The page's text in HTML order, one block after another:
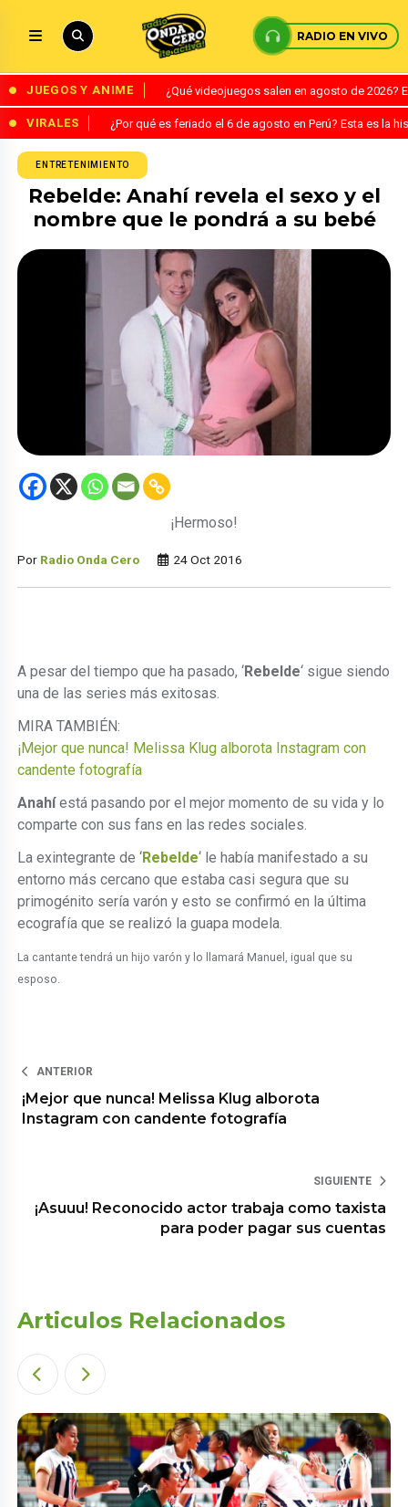
RADIO EN VIVO
JUEGOS Y ANIME ¿Qué videojuegos salen en agosto de
VIRALES ¿Por qué es feriado el 6 de agosto en Perú? Esta es la
ENTRETENIMIENTO
Rebelde: Anahí revela el sexo y el
nombre que le pondrá a su bebé
¡Hermoso!
Por Radio Onda Cero 24 Oct 2016
A pesar del tiempo que ha pasado, ‘Rebelde‘ sigue siendo
una de las series más exitosas.
MIRA TAMBIÉN:
¡Mejor que nunca! Melissa Klug alborota Instagram con
candente fotografía
Anahíestá pasando por el mejor momento de su vida y lo
comparte con sus fans en las redes sociales.
La exintegrante de ‘Rebelde‘ le había manifestado a su
entorno más cercano que estaba casi segura que su
primogénito sería varón y esto se confirmó en la última
ecografía que se realizó la guapa modela.
La cantante tendrá un hijo varón y lo llamará Manuel, igual que su
esposo.
ANTERIOR
¡Mejor que nunca! Melissa Klug alborota
Instagram con candente fotografía
SIGUIENTE
¡Asuuu! Reconocido actor trabaja como taxista
para poder pagar sus cuentas
Articulos Relacionados